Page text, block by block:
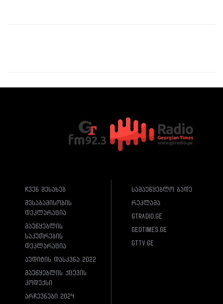
ჩვენ შესახებ
შესაბამისობის
დეკლარაცია
მაუწყებლის
საკუთრების
დეკლარაცია
აუდიტის დასკვნა 2022
მაუწყებლის ქცევის
კოდექსი
არჩევნები 2024
სამაუწყებლო ბადე
რეკლამა
gtradio.ge
geotimes.ge
gttv.ge